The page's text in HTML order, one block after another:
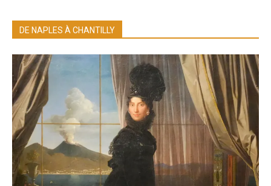
DE NAPLES À CHANTILLY